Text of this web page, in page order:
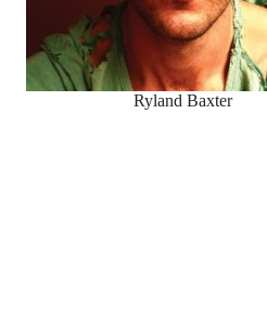
Ryland Baxter